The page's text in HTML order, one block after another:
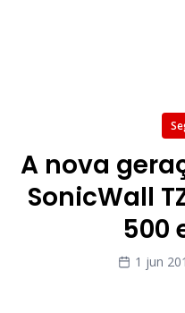
A nova
SonicWall
500
1 jun